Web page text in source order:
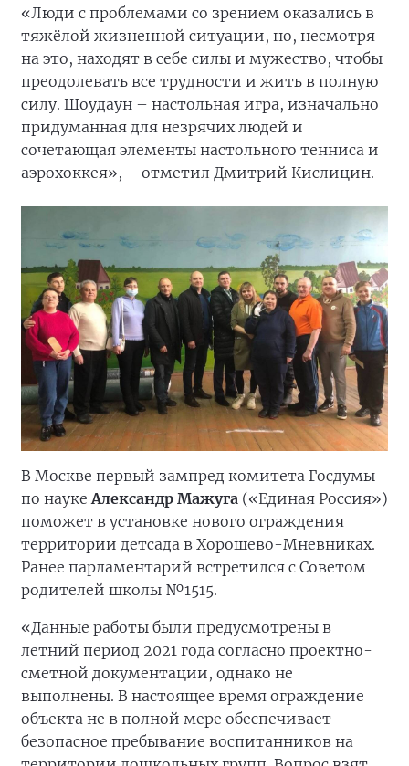
«Люди с проблемами со зрением оказались в
тяжёлой жизненной ситуации, но, несмотря
на это, находят в себе силы и мужество, чтобы
преодолевать все трудности и жить в полную
силу. Шоудаун – настольная игра, изначально
придуманная для незрячих людей и
сочетающая элементы настольного тенниса и
аэрохоккея», – отметил Дмитрий Кислицин.
В Москве первый зампред комитета Госдумы
по наукеАлександр Мажуга («Единая Россия»)
поможет в установке нового ограждения
территории детсада в Хорошево-Мневниках.
Ранее парламентарий встретился с Советом
родителей школы №1515.
«Данные работы были предусмотрены в
летний период 2021 года согласно проектно-
сметной документации, однако не
выполнены. В настоящее время ограждение
объекта не в полной мере обеспечивает
безопасное пребывание воспитанников на